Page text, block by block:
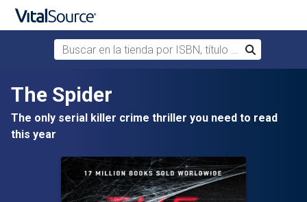
Saltar al contenido principal
Buscar en la tienda por ISBN, título o autor
Buscar
The Spider
The only serial killer crime thriller you need to read
this year